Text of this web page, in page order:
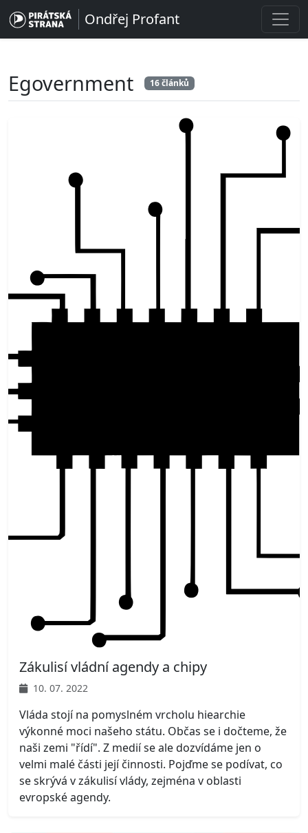
Ondřej Profant
Egovernment 16 článků
Zákulisí vládní agendy a chipy
10. 07. 2022
Vláda stojí na pomyslném vrcholu hiearchie
výkonné moci našeho státu. Občas se i dočteme, že
naši zemi "řídí". Z medií se ale dozvídáme jen o
velmi malé části její činnosti. Pojďme se podívat, co
se skrývá v zákulisí vlády, zejména v oblasti
evropské agendy.